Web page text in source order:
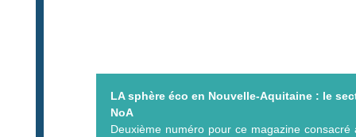
LA sphère éco en Nouvelle-Aquitaine : le
NoA
Deuxième numéro pour ce magazine